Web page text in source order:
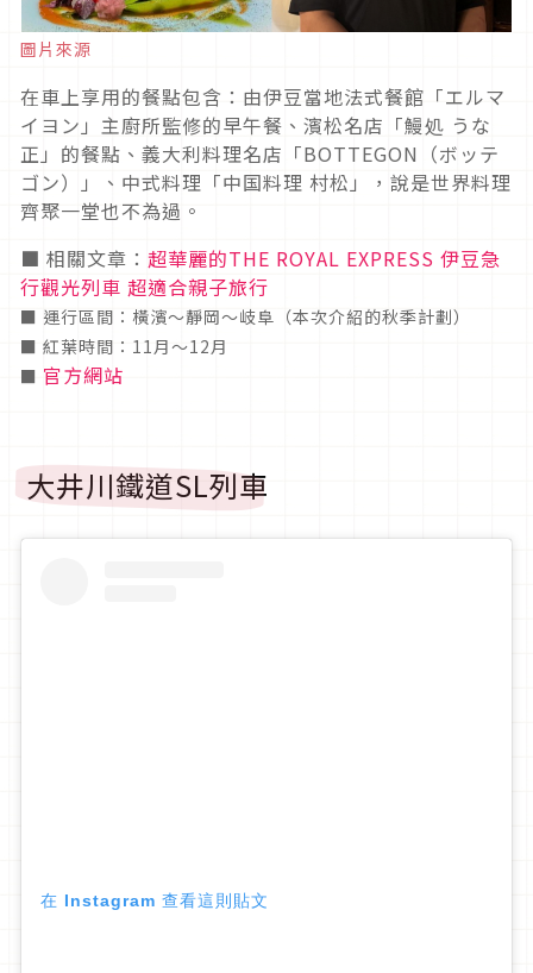
圖片來源
在車上享用的餐點包含：由伊豆當地法式餐館「エルマ
イヨン」主廚所監修的早午餐、濱松名店「鰻処 うな
正」的餐點、義大利料理名店「BOTTEGON（ボッテ
ゴン）」、中式料理「中国料理 村松」，說是世界料理
齊聚一堂也不為過。
■ 相關文章： 超華麗的THE ROYAL EXPRESS 伊豆急
行觀光列車 超適合親子旅行
■ 運行區間：橫濱～靜岡～岐阜（本次介紹的秋季計劃）
■ 紅葉時間：11月～12月
■ 官方網站
大井川鐵道SL列車
在 Instagram 查看這則貼文